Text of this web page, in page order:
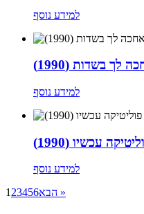
למידע נוסף
לך בשדות (1990)
למידע נוסף
עכשיו (1990)
למידע נוסף
1 23456 הבא »